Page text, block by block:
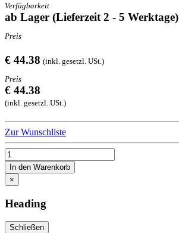
Verfügbarkeit
ab Lager (Lieferzeit 2 - 5 Werktage)
Preis
€ 44.38 (inkl. gesetzl. USt.)
Preis
€ 44.38
(inkl. gesetzl. USt.)
Zur Wunschliste
In den Warenkorb
×
Heading
Schließen